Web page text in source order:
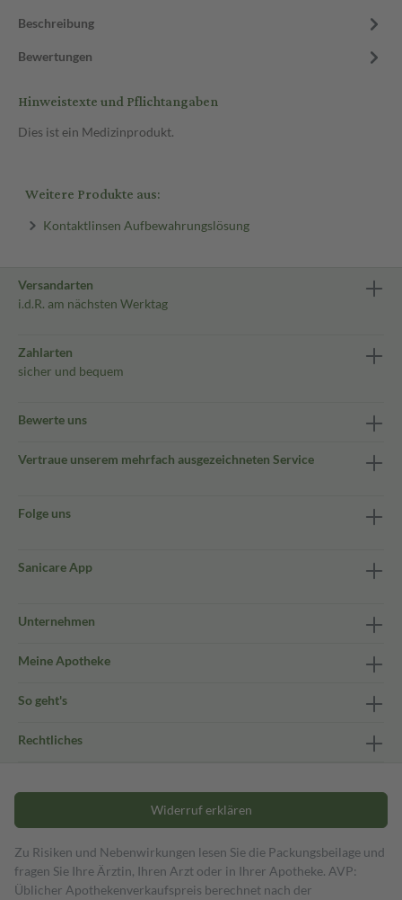
Beschreibung
Bewertungen
Hinweistexte und Pflichtangaben
Dies ist ein Medizinprodukt.
Weitere Produkte aus:
Kontaktlinsen Aufbewahrungslösung
Versandarten
i.d.R. am nächsten Werktag
Zahlarten
sicher und bequem
Bewerte uns
Vertraue unserem mehrfach ausgezeichneten Service
Folge uns
Sanicare App
Unternehmen
Meine Apotheke
So geht's
Rechtliches
Widerruf erklären
Zu Risiken und Nebenwirkungen lesen Sie die Packungsbeilage und
fragen Sie Ihre Ärztin, Ihren Arzt oder in Ihrer Apotheke. AVP:
Üblicher Apothekenverkaufspreis berechnet nach der